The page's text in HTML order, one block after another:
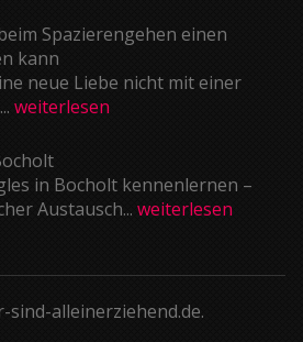
Spazierengehen einen
kann
neue Liebe nicht mit einer
weiterlesen
in Bocholt kennenlernen –
Austausch... weiterlesen
alleinerziehend.de.